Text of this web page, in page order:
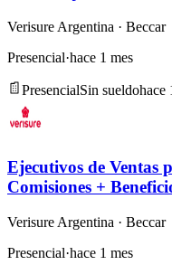
Verisure Argentina · Beccar
Presencial·hace 1 mes
PresencialSin sueldohace
Ejecutivos de Ventas
Comisiones +
Verisure Argentina · Beccar
Presencial·hace 1 mes